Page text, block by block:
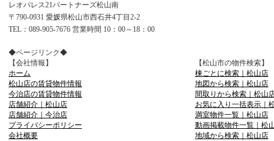
レオパレス21パートナーズ松山南
〒790-0931 愛媛県松山市西石井4丁目2-2
TEL：089-905-7676 営業時間 10：00～18：00
◆ページリンク◆
【会社情報】
ホーム
松山店の賃貸物件情報
今治店の賃貸物件情報
店舗紹介｜松山店
店舗紹介｜今治店
プライバシーポリシー
会社概要
【松山市の物件検索】
棟ごとに検索｜松山店
地図から検索｜松山店
間取りから検索｜松山
お気に入り一括表示｜
満室物件一覧｜松山店
動画掲載物件一覧｜松
地域から検索｜松山店